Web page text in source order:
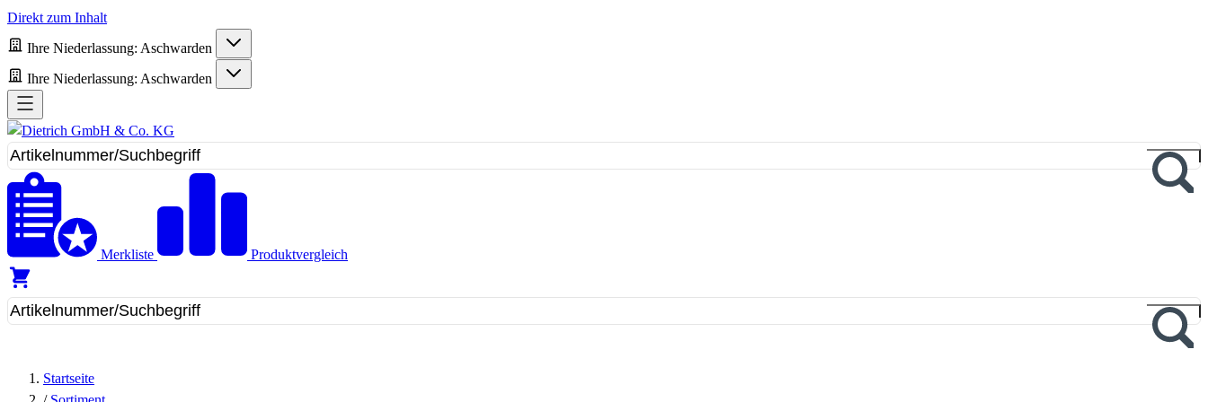
Direkt zum Inhalt
Ihre Niederlassung: Aschwarden
Ihre Niederlassung: Aschwarden
Merkliste Produktvergleich
Startseite